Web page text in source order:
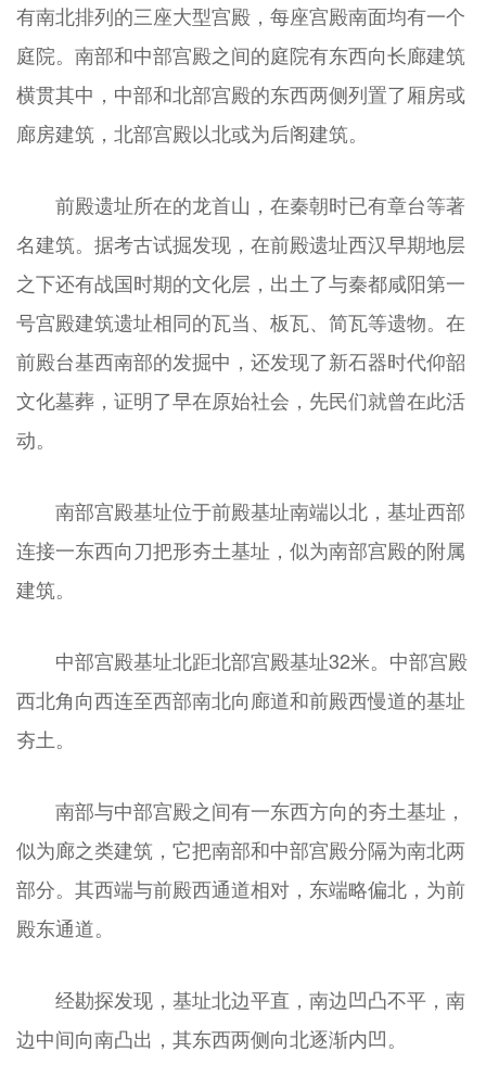
有南北排列的三座大型宫殿，每座宫殿南面均有一个
庭院。南部和中部宫殿之间的庭院有东西向长廊建筑
横贯其中，中部和北部宫殿的东西两侧列置了厢房或
廊房建筑，北部宫殿以北或为后阁建筑。
前殿遗址所在的龙首山，在秦朝时已有章台等著
名建筑。据考古试掘发现，在前殿遗址西汉早期地层
之下还有战国时期的文化层，出土了与秦都咸阳第一
号宫殿建筑遗址相同的瓦当、板瓦、简瓦等遗物。在
前殿台基西南部的发掘中，还发现了新石器时代仰韶
文化墓葬，证明了早在原始社会，先民们就曾在此活
动。
南部宫殿基址位于前殿基址南端以北，基址西部
连接一东西向刀把形夯土基址，似为南部宫殿的附属
建筑。
中部宫殿基址北距北部宫殿基址32米。中部宫殿
西北角向西连至西部南北向廊道和前殿西慢道的基址
夯土。
南部与中部宫殿之间有一东西方向的夯土基址，
似为廊之类建筑，它把南部和中部宫殿分隔为南北两
部分。其西端与前殿西通道相对，东端略偏北，为前
殿东通道。
经勘探发现，基址北边平直，南边凹凸不平，南
边中间向南凸出，其东西两侧向北逐渐内凹。